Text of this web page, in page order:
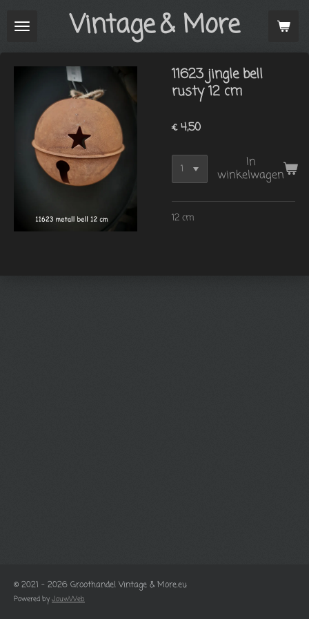
direct
Vintage& More
11623 jingle bell
rusty 12 cm
€ 4,50
In
winkelwagen
12 cm
© 2021 - 2026 Groothandel Vintage & More.eu
Powered by JouwWeb